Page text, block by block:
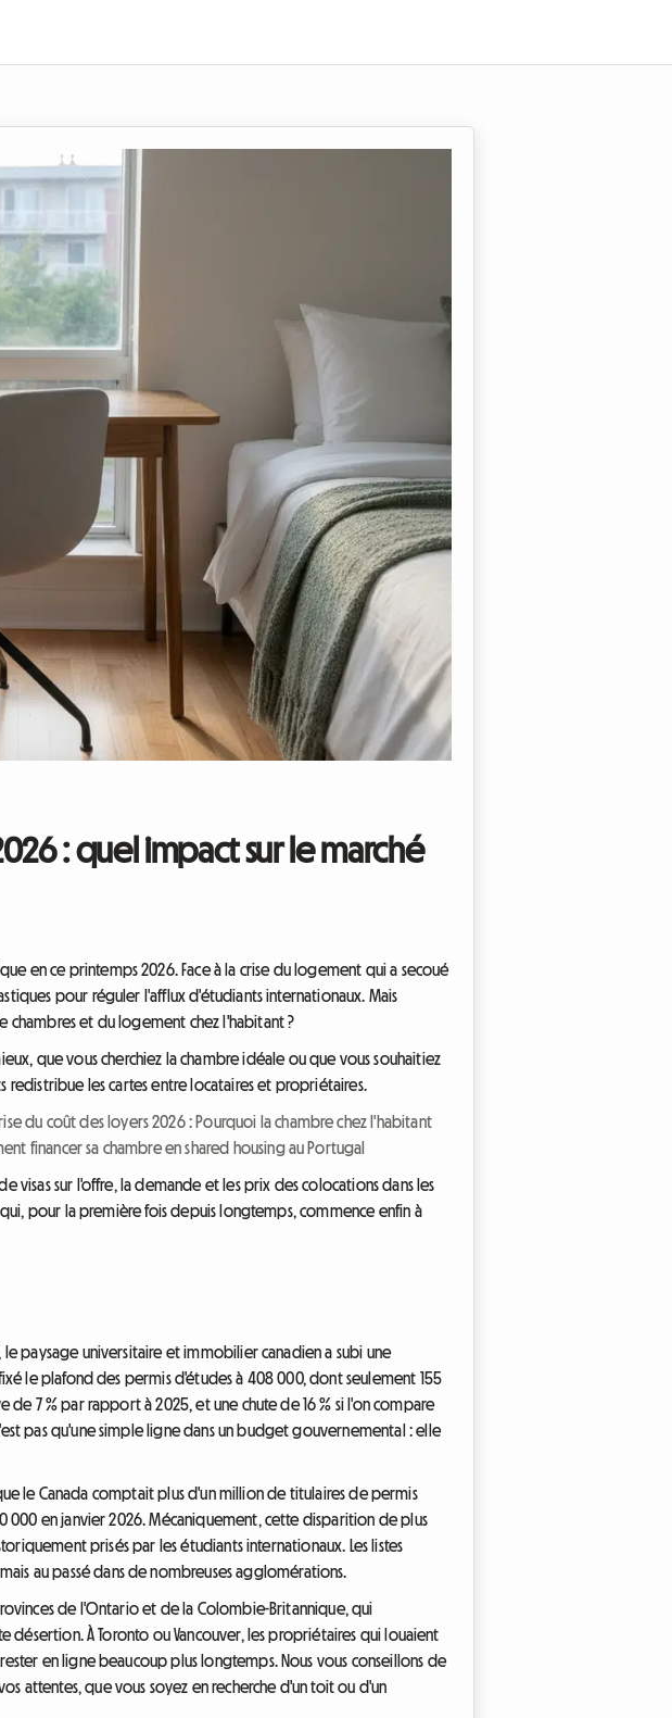
de la colocation ?
: quel impact sur le marché
en ce printemps 2026. Face à la crise du logement qui a secoué
pour réguler l'afflux d'étudiants internationaux. Mais
chambres et du logement chez l'habitant ?
que vous cherchiez la chambre idéale ou que vous souhaitiez
redistribue les cartes entre locataires et propriétaires.
du coût des loyers 2026 : Pourquoi la chambre chez l'habitant
financer sa chambre en shared housing au Portugal
visas sur l'offre, la demande et les prix des colocations dans les
pour la première fois depuis longtemps, commence enfin à
le paysage universitaire et immobilier canadien a subi une
le plafond des permis d'études à 408 000, dont seulement 155
7 % par rapport à 2025, et une chute de 16 % si l'on compare
pas qu'une simple ligne dans un budget gouvernemental : elle
le Canada comptait plus d'un million de titulaires de permis
en janvier 2026. Mécaniquement, cette disparition de plus
prisés par les étudiants internationaux. Les listes
au passé dans de nombreuses agglomérations.
de l'Ontario et de la Colombie-Britannique, qui
À Toronto ou Vancouver, les propriétaires qui louaient
en ligne beaucoup plus longtemps. Nous vous conseillons de
attentes, que vous soyez en recherche d'un toit ou d'un